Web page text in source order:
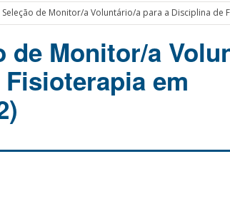
Seleção de Monitor/a Voluntário/a para a Disciplina de
de Monitor/a
em